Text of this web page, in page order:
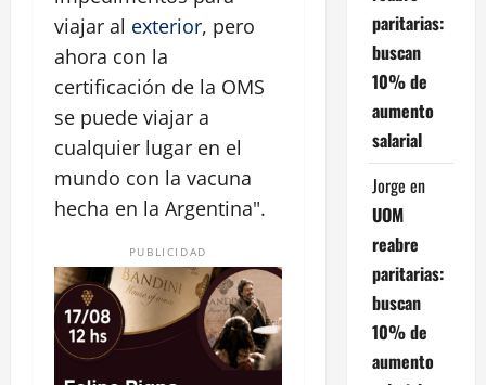
viajar al exterior, pero
ahora con la
certificación de la OMS
se puede viajar a
cualquier lugar en el
mundo con la vacuna
hecha en la Argentina".
PUBLICIDAD
paritarias:
buscan
10% de
aumento
salarial
Jorge en
UOM
reabre
paritarias:
buscan
10% de
aumento